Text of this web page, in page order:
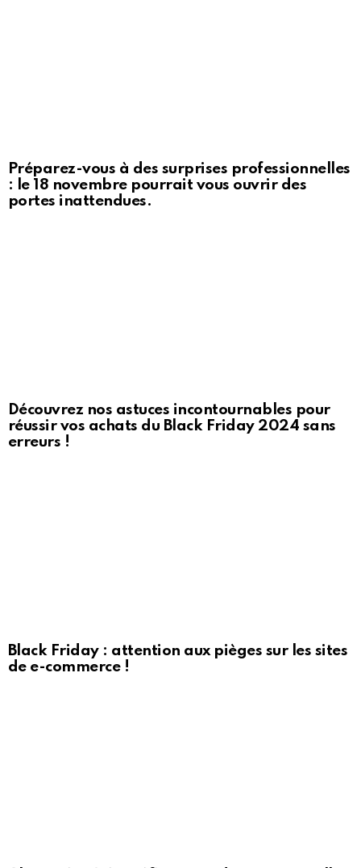
Préparez-vous à des surprises professionnelles
: le 18 novembre pourrait vous ouvrir des
portes inattendues.
Découvrez nos astuces incontournables pour
réussir vos achats du Black Friday 2024 sans
erreurs !
Black Friday : attention aux pièges sur les sites
de e-commerce !